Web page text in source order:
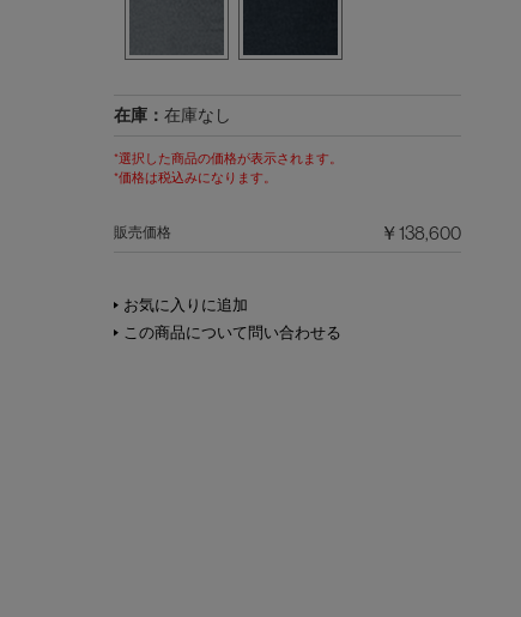
在庫： 在庫なし
*選択した商品の価格が表示されます。
*価格は税込みになります。
販売価格 ￥138,600
お気に入りに追加
この商品について問い合わせる